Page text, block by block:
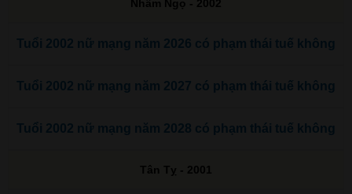
Nhâm Ngọ - 2002
Tuổi 2002 nữ mạng năm 2026 có phạm thái tuế không
Tuổi 2002 nữ mạng năm 2027 có phạm thái tuế không
Tuổi 2002 nữ mạng năm 2028 có phạm thái tuế không
Tân Tỵ - 2001